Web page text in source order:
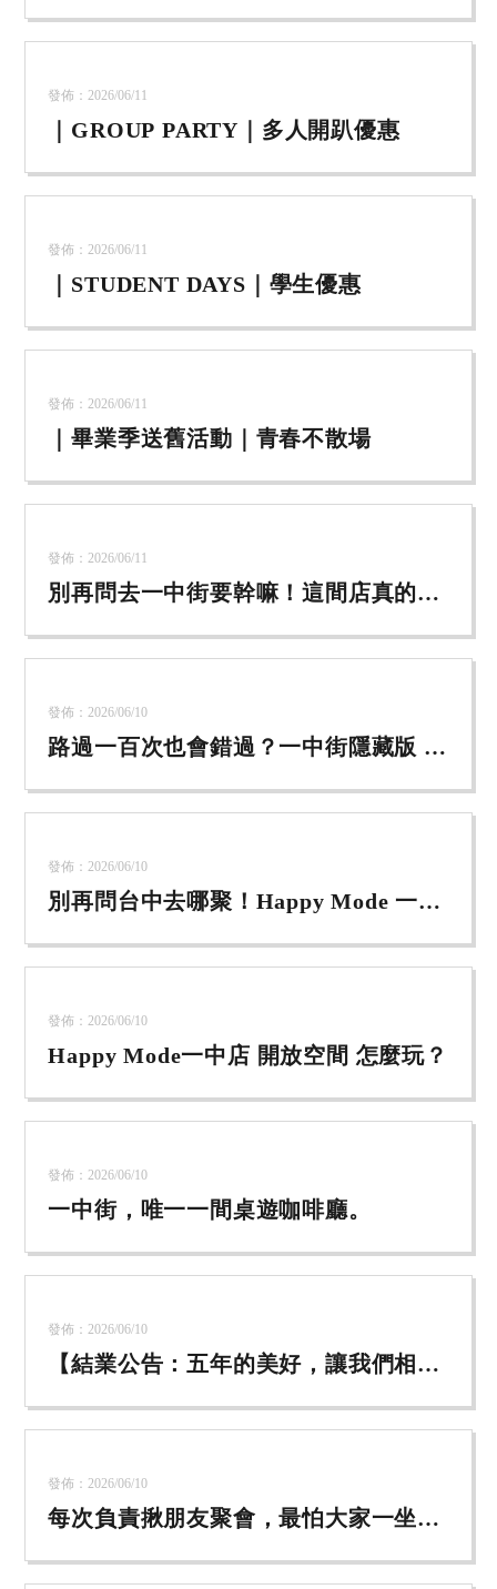
｜GROUP PARTY｜多人開趴優惠
發佈：2026/06/11
｜STUDENT DAYS｜學生優惠
發佈：2026/06/11
｜畢業季送舊活動｜青春不散場
發佈：2026/06/11
別再問去一中街要幹嘛！這間店真的會
玩到不想走
發佈：2026/06/11
路過一百次也會錯過？一中街隱藏版 2
樓大公開！
發佈：2026/06/10
別再問台中去哪聚！Happy Mode 一鍵
切換你的「快樂模式」
發佈：2026/06/10
Happy Mode一中店 開放空間 怎麼玩？
發佈：2026/06/10
一中街，唯一一間桌遊咖啡廳。
發佈：2026/06/10
【結業公告：五年的美好，讓我們相約
在下一個轉角】
發佈：2026/06/10
每次負責揪朋友聚會，最怕大家一坐下
就開始滑手機，空氣瞬間安靜 ？
發佈：2026/06/10